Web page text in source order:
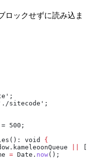
ロックせずに読み込ま
sitecode';
500;
void
{
. kameleoonQueue
= Date . now();